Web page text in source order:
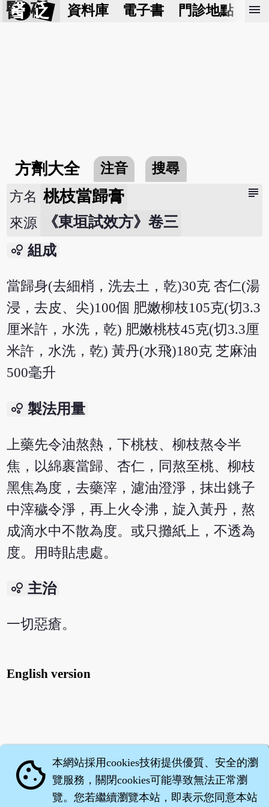
醫 砭 資料庫 電子書 門診地點 預
menu
方劑大全 注音 搜尋
subject
方名 桃枝當歸膏
來源 《東垣試效方》卷三
bubble_chart 組成
當歸身(去細梢，洗去土，乾)30克 杏仁(湯
浸，去皮、尖)100個 肥嫩柳枝105克(切3.3
厘米許，水洗，乾) 肥嫩桃枝45克(切3.3厘
米許，水洗，乾) 黃丹(水飛)180克 芝麻油
500毫升
bubble_chart 製法用量
上藥先令油熬熱，下桃枝、柳枝熬令半
焦，以綿裹當歸、杏仁，同熬至桃、柳枝
黑焦為度，去藥滓，濾油澄淨，抹出銚子
中滓穢令淨，再上火令沸，旋入黃丹，熬
成滴水中不散為度。或只攤紙上，不透為
度。用時貼患處。
bubble_chart 主治
一切惡瘡。
English version
cookie 本網站採用cookies技術提供優質、安全的瀏
覽服務，關閉cookies可能導致無法正常瀏
覽。您若繼續瀏覽本站，即表示您同意本站